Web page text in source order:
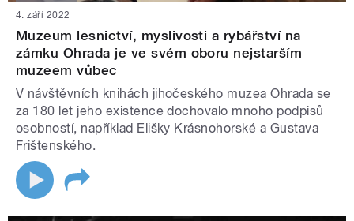
4. září 2022
Muzeum lesnictví, myslivosti a rybářství na
zámku Ohrada je ve svém oboru nejstarším
muzeem vůbec
V návštěvních knihách jihočeského muzea Ohrada se
za 180 let jeho existence dochovalo mnoho podpisů
osobností, například Elišky Krásnohorské a Gustava
Frištenského.